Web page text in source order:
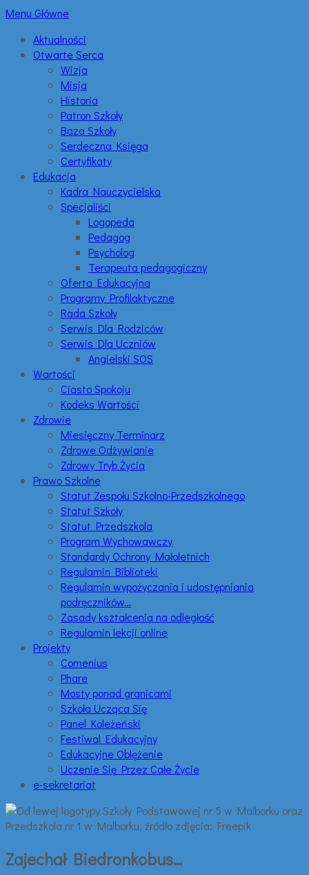
Menu Główne
Aktualności
Otwarte Serca
Wizja
Misja
Historia
Patron Szkoły
Baza Szkoły
Serdeczna Księga
Certyfikaty
Edukacja
Kadra Nauczycielska
Specjaliści
Logopeda
Pedagog
Psycholog
Terapeuta pedagogiczny
Oferta Edukacyjna
Programy Profilaktyczne
Rada Szkoły
Serwis Dla Rodziców
Serwis Dla Uczniów
Angielski SOS
Wartości
Ciasto Spokoju
Kodeks Wartości
Zdrowie
Miesięczny Terminarz
Zdrowe Odżywianie
Zdrowy Tryb Życia
Prawo Szkolne
Statut Zespołu Szkolno-Przedszkolnego
Statut Szkoły
Statut Przedszkola
Program Wychowawczy
Standardy Ochrony Małoletnich
Regulamin Biblioteki
Regulamin wypożyczania i udostępniania
podręczników…
Zasady kształcenia na odległość
Regulamin lekcji online
Projekty
Comenius
Phare
Mosty ponad granicami
Szkoła Ucząca Się
Panel Koleżeński
Festiwal Edukacyjny
Edukacyjne Oblężenie
Uczenie Się Przez Całe Życie
e-sekretariat
Zajechał Biedronkobus…